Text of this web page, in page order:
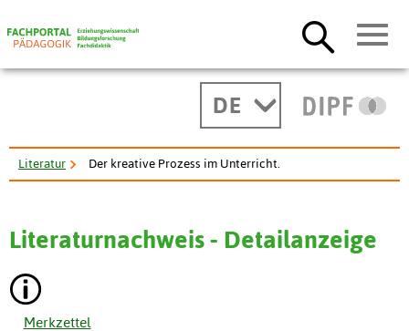
DE
Literatur Der kreative Prozess im Unterricht.
Literaturnachweis - Detailanzeige
Merkzettel